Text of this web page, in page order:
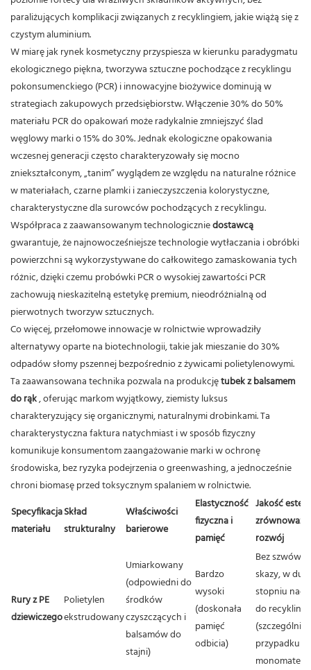
paraliżujących komplikacji związanych z recyklingiem, jakie wiążą się z
czystym aluminium.
W miarę jak rynek kosmetyczny przyspiesza w kierunku paradygmatu
ekologicznego piękna, tworzywa sztuczne pochodzące z recyklingu
pokonsumenckiego (PCR) i innowacyjne biożywice dominują w
strategiach zakupowych przedsiębiorstw. Włączenie 30% do 50%
materiału PCR do opakowań może radykalnie zmniejszyć ślad
węglowy marki o 15% do 30%.Jednak ekologiczne opakowania
wczesnej generacji często charakteryzowały się mocno
zniekształconym, „tanim” wyglądem ze względu na naturalne różnice
w materiałach, czarne plamki i zanieczyszczenia kolorystyczne,
charakterystyczne dla surowców pochodzących z recyklingu.
Współpraca z zaawansowanym technologiczniedostawcą
gwarantuje, że najnowocześniejsze technologie wytłaczania i obróbki
powierzchni są wykorzystywane do całkowitego zamaskowania tych
różnic, dzięki czemu probówki PCR o wysokiej zawartości PCR
zachowują nieskazitelną estetykę premium, nieodróżnialną od
pierwotnych tworzyw sztucznych.
Co więcej, przełomowe innowacje w rolnictwie wprowadziły
alternatywy oparte na biotechnologii, takie jak mieszanie do 30%
odpadów słomy pszennej bezpośrednio z żywicami polietylenowymi.
Ta zaawansowana technika pozwala na produkcjętubek z balsamem
do rąk, oferując markom wyjątkowy, ziemisty luksus
charakteryzujący się organicznymi, naturalnymi drobinkami.Ta
charakterystyczna faktura natychmiast i w sposób fizyczny
komunikuje konsumentom zaangażowanie marki w ochronę
środowiska, bez ryzyka podejrzenia o greenwashing, a jednocześnie
chroni biomasę przed toksycznym spalaniem w rolnictwie.
Specyfikacja
materiału
Skład
strukturalny
Właściwości
barierowe
Elastyczność
fizyczna i
pamięć
Jakość
rozwój
Rury z PE
dziewiczego
Polietylen
ekstrudowany
Umiarkowany
(odpowiedni do
środków
czyszczących i
balsamów do
stajni)
Bardzo
wysoki
(doskonała
pamięć
odbicia)
Bez szwów,
skazy, w
stopniu
do
(szczególnie
przypadku